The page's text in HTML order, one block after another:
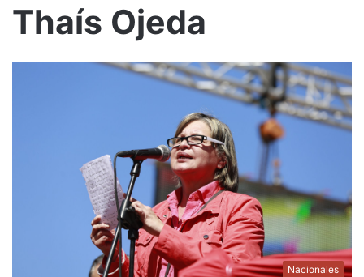
Thaís Ojeda
Nacionales